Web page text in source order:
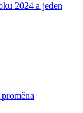
2024 a jeden